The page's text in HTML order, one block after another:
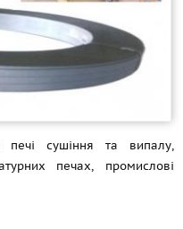
сушіння та випалу,
печах, промислові